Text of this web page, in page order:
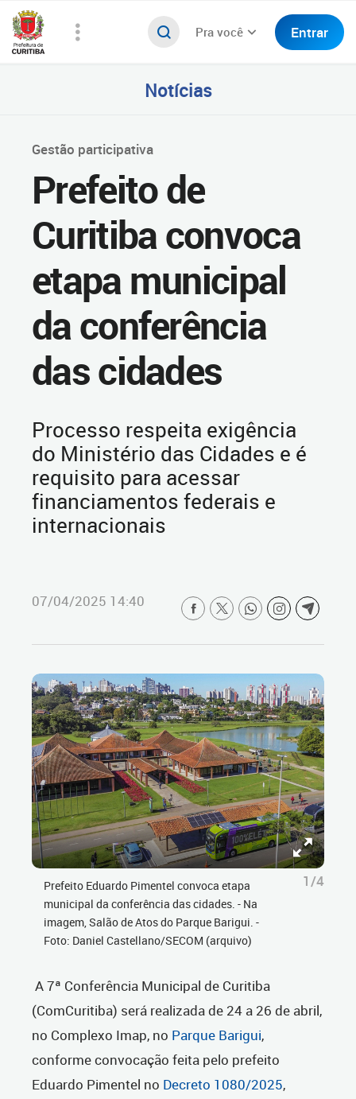
Pra você Entrar
Notícias
Gestão participativa
Prefeito de
Curitiba convoca
etapa municipal
da conferência
das cidades
Processo respeita exigência
do Ministério das Cidades e é
requisito para acessar
financiamentos federais e
internacionais
07/04/2025 14:40
Prefeito Eduardo Pimentel convoca etapa
municipal da conferência das cidades. - Na
imagem, Salão de Atos do Parque Barigui. -
Foto: Daniel Castellano/SECOM (arquivo)
1/4
A 7ª Conferência Municipal de Curitiba
(ComCuritiba) será realizada de 24 a 26 de abril,
no Complexo Imap, no Parque Barigui,
conforme convocação feita pelo prefeito
Eduardo Pimentel no Decreto 1080/2025,